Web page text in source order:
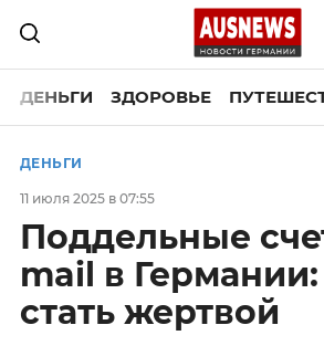
ДЕНЬГИ ЗДОРОВЬЕ
ДЕНЬГИ
11 июля 2025 в 07:55
Поддельные
mail в
стать жертвой